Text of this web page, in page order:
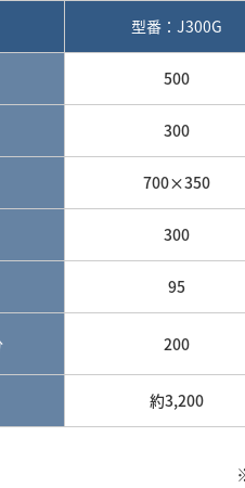
型番：J300G
500
300
700×350
300
95
200
約3,200